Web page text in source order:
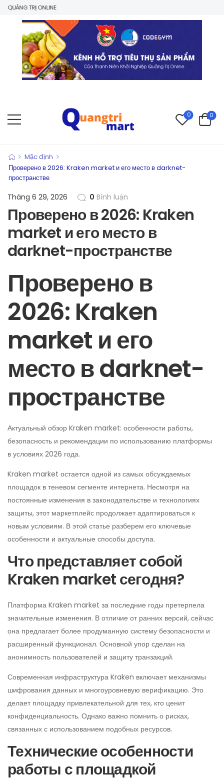
TRỊ ONLINE
0 0
> Mặc định >
Проверено в 2026: Kraken market и его место в darknet-
пространстве
Tháng 6 29, 2026 0 Bình luận
Проверено в 2026: Kraken
market и его место в
darknet-пространстве
Проверено в
2026: Kraken
market и его
место в darknet-
пространстве
Актуальный обзор Kraken market: особенности работы,
безопасность и рекомендации по использованию платформы
в условиях 2026 года.
Kraken market остается одной из самых обсуждаемых
площадок в теневом сегменте интернета. Несмотря на
постоянные изменения в законодательстве и технологиях
защиты, этот маркетплейс продолжает адаптироваться к
новым условиям. В этой статье разберем его ключевые
особенности и актуальные способы доступа.
Что представляет собой
Kraken market сегодня?
Платформа Kraken market за последние годы претерпела
значительные изменения. В отличие от ранних версий, сейчас
она предлагает более продуманную систему безопасности и
расширенный функционал. Основной упор сделан на
анонимность пользователей и защиту транзакций.
Современная инфраструктура Kraken включает механизмы
шифрования данных и многоуровневую верификацию. Это
делает площадку привлекательной для тех, кто ценит
конфиденциальность. Однако важно помнить о рисках,
связанных с использованием подобных ресурсов.
Технические особенности
работы с площадкой